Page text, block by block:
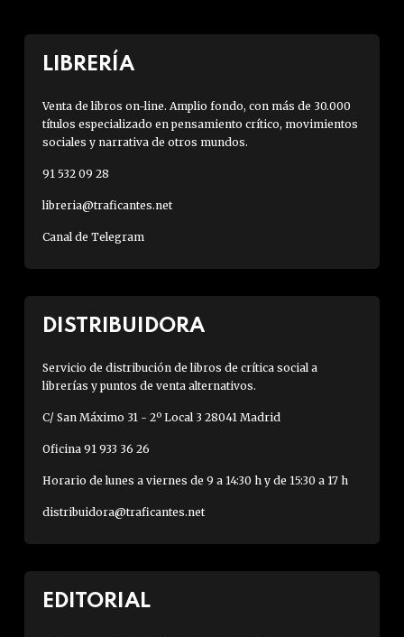
LIBRERÍA
Venta de libros on-line. Amplio fondo, con más de 30.000
títulos especializado en pensamiento crítico, movimientos
sociales y narrativa de otros mundos.
91 532 09 28
libreria@traficantes.net
Canal de Telegram
DISTRIBUIDORA
Servicio de distribución de libros de crítica social a
librerías y puntos de venta alternativos.
C/ San Máximo 31 - 2º Local 3 28041 Madrid
Oficina 91 933 36 26
Horario de lunes a viernes de 9 a 14:30 h y de 15:30 a 17 h
distribuidora@traficantes.net
EDITORIAL